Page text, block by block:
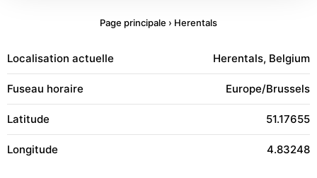
Page principale › Herentals
Localisation actuelle Herentals, Belgium
Fuseau horaire Europe/Brussels
Latitude 51.17655
Longitude 4.83248